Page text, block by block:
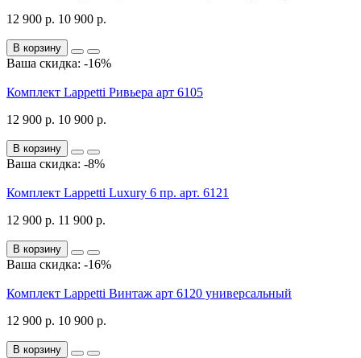
12 900 р. 10 900 р.
В корзину
Ваша скидка: -16%
Комплект Lappetti Ривьера арт 6105
12 900 р. 10 900 р.
В корзину
Ваша скидка: -8%
Комплект Lappetti Luxury 6 пр. арт. 6121
12 900 р. 11 900 р.
В корзину
Ваша скидка: -16%
Комплект Lappetti Винтаж арт 6120 универсальный
12 900 р. 10 900 р.
В корзину